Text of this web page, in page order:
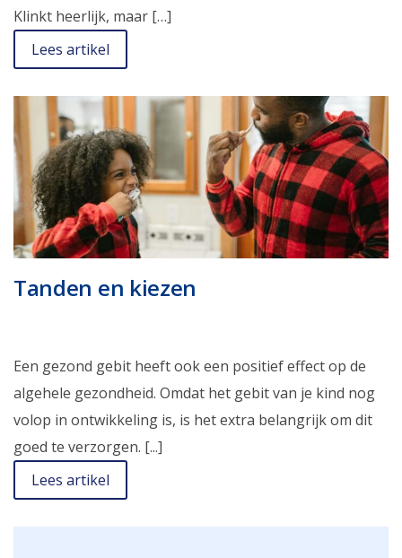
Klinkt heerlijk, maar […]
Lees artikel
Tanden en kiezen
Een gezond gebit heeft ook een positief effect op de
algehele gezondheid. Omdat het gebit van je kind nog
volop in ontwikkeling is, is het extra belangrijk om dit
goed te verzorgen. [...]
Lees artikel